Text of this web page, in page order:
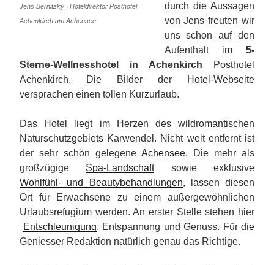
Jens Bernitzky | Hoteldirektor Posthotel
Achenkirch am Achensee
durch die Aussagen
von Jens freuten wir
uns schon auf den
Aufenthalt im 5-
Sterne-Wellnesshotel in Achenkirch Posthotel
Achenkirch. Die Bilder der Hotel-Webseite
versprachen einen tollen Kurzurlaub.
Das Hotel liegt im Herzen des wildromantischen
Naturschutzgebiets Karwendel. Nicht weit entfernt ist
der sehr schön gelegene Achensee. Die mehr als
großzügige Spa-Landschaftsowie exklusive
Wohlfühl- und Beautybehandlungen, lassen diesen
Ort für Erwachsene zu einem außergewöhnlichen
Urlaubsrefugium werden. An erster Stelle stehen hier
Entschleunigung, Entspannung und Genuss. Für die
Geniesser Redaktion natürlich genau das Richtige.